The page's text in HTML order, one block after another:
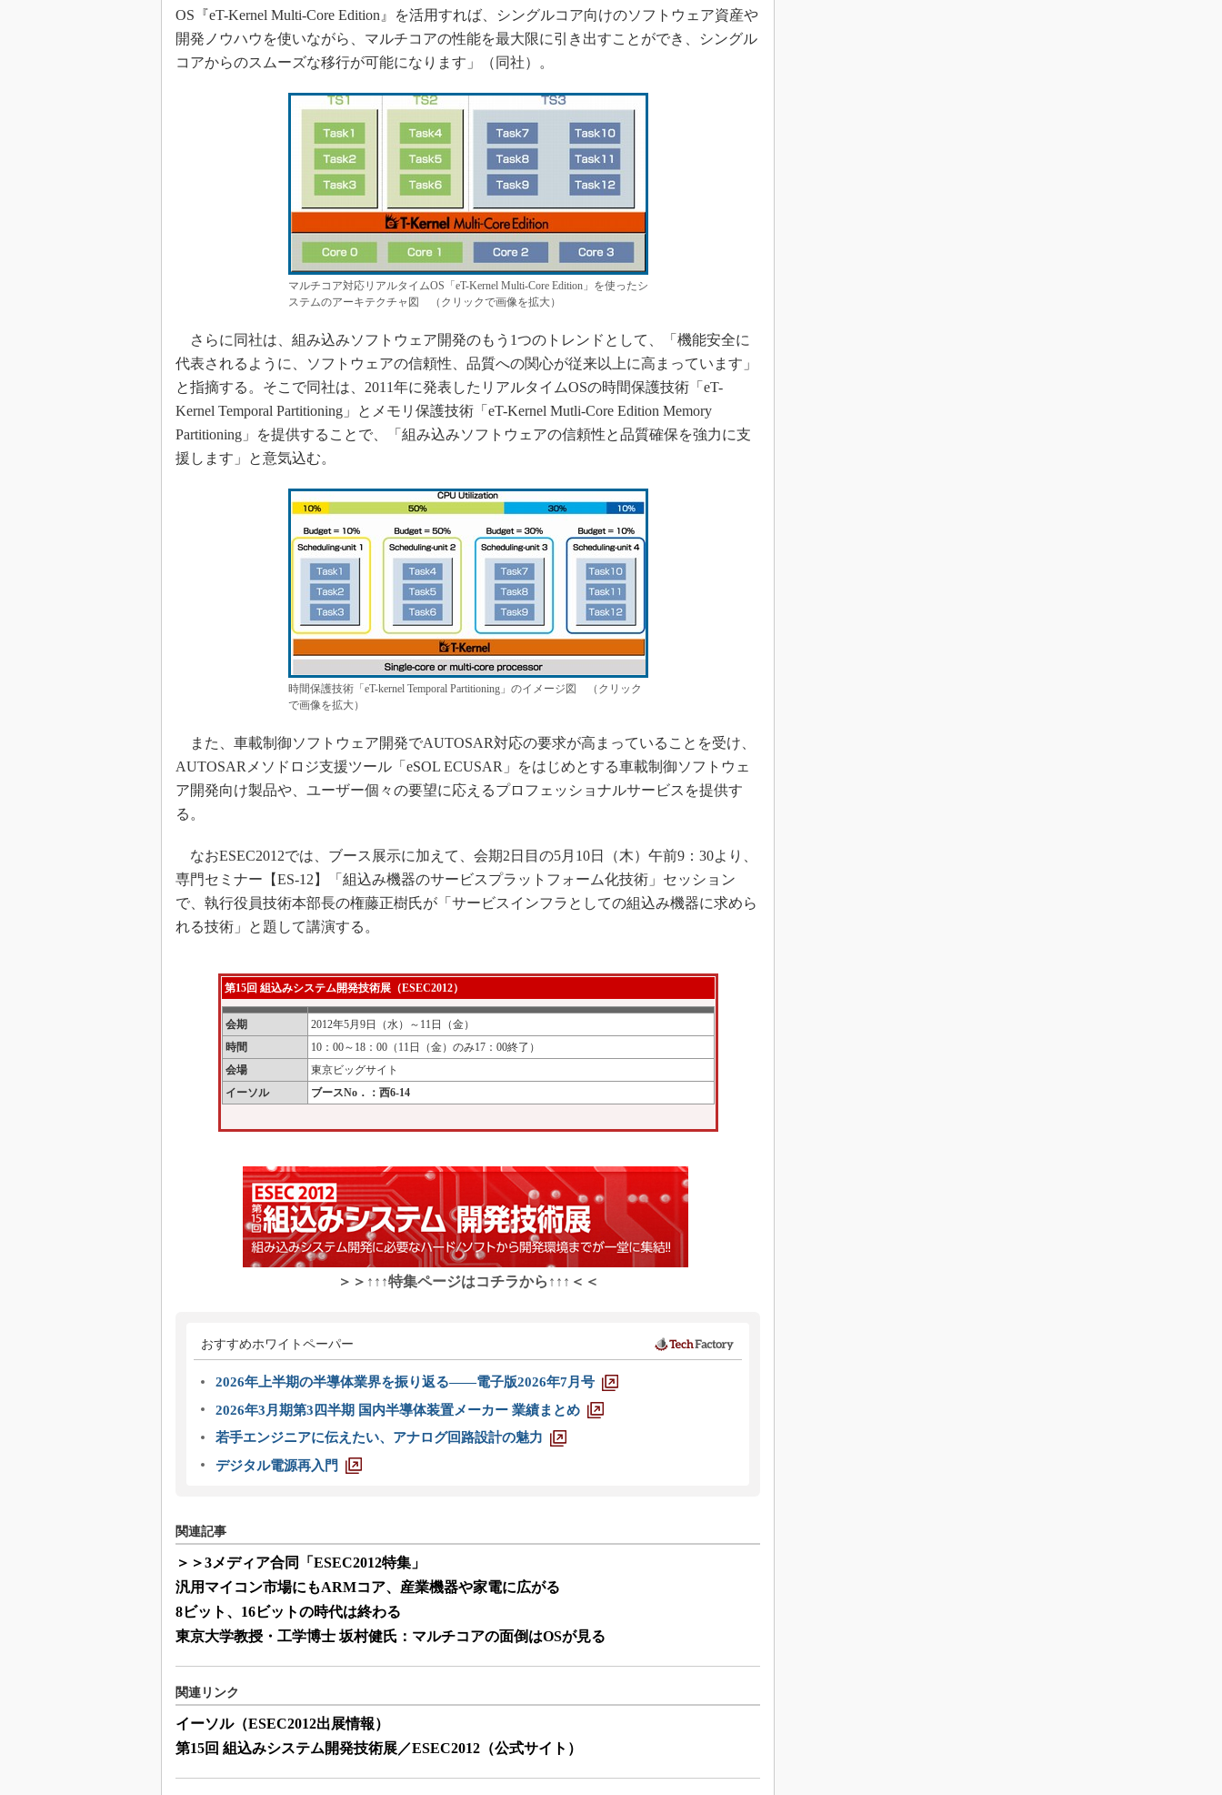
OS『eT-Kernel Multi-Core Edition』を活用すれば、シングルコア向けのソフトウェア資産や
開発ノウハウを使いながら、マルチコアの性能を最大限に引き出すことができ、シングル
コアからのスムーズな移行が可能になります」（同社）。
マルチコア対応リアルタイムOS「eT-Kernel Multi-Core Edition」を使ったシ
ステムのアーキテクチャ図 （クリックで画像を拡大）
さらに同社は、組み込みソフトウェア開発のもう1つのトレンドとして、「機能安全に
代表されるように、ソフトウェアの信頼性、品質への関心が従来以上に高まっています」
と指摘する。そこで同社は、2011年に発表したリアルタイムOSの時間保護技術「eT-
Kernel Temporal Partitioning」とメモリ保護技術「eT-Kernel Mutli-Core Edition Memory
Partitioning」を提供することで、「組み込みソフトウェアの信頼性と品質確保を強力に支
援します」と意気込む。
時間保護技術「eT-kernel Temporal Partitioning」のイメージ図 （クリック
で画像を拡大）
また、車載制御ソフトウェア開発でAUTOSAR対応の要求が高まっていることを受け、
AUTOSARメソドロジ支援ツール「eSOL ECUSAR」をはじめとする車載制御ソフトウェ
ア開発向け製品や、ユーザー個々の要望に応えるプロフェッショナルサービスを提供す
る。
なおESEC2012では、ブース展示に加えて、会期2日目の5月10日（木）午前9：30より、
専門セミナー【ES-12】「組込み機器のサービスプラットフォーム化技術」セッション
で、執行役員技術本部長の権藤正樹氏が「サービスインフラとしての組込み機器に求めら
れる技術」と題して講演する。
第15回 組込みシステム開発技術展（ESEC2012）
会期
2012年5月9日（水）～11日（金）
時間
10：00～18：00（11日（金）のみ17：00終了）
会場
東京ビッグサイト
イーソル
ブースNo．：西6-14
＞＞↑↑↑特集ページはコチラから↑↑↑＜＜
おすすめホワイトペーパー
2026年上半期の半導体業界を振り返る――電子版2026年7月号
2026年3月期第3四半期 国内半導体装置メーカー 業績まとめ
若手エンジニアに伝えたい、アナログ回路設計の魅力
デジタル電源再入門
関連記事
＞＞3メディア合同「ESEC2012特集」
汎用マイコン市場にもARMコア、産業機器や家電に広がる
8ビット、16ビットの時代は終わる
東京大学教授・工学博士 坂村健氏：マルチコアの面倒はOSが見る
関連リンク
イーソル（ESEC2012出展情報）
第15回 組込みシステム開発技術展／ESEC2012（公式サイト）